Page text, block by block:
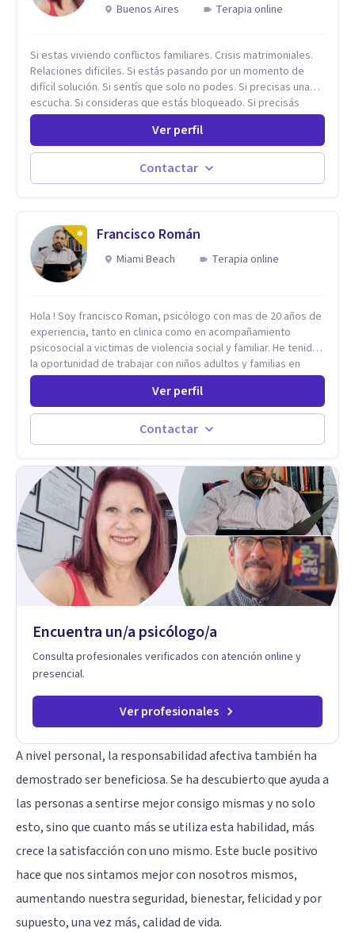
Buenos Aires
Terapia online
Si estas viviendo conflictos familiares. Crisis matrimoniales.
Relaciones dificiles. Si estás pasando por un momento de
difícil solución. Si sentís que solo no podes. Si precisas una
escucha. Si consideras que estás bloqueado. Si precisás
comprensión. Si no logras definir proyectos, objetivos,
sueños, deseos. Si pensás que lo que te pasa no es tan
grave, pero podría ayudar. Si estás en adicciones y tu
intención es hacer algo con lo que te está pasando. No dudes
en comunicarte a fin de comenzar a resolver la situación que
Ver perfil
Contactar
Francisco Román
Miami Beach Terapia online
Hola ! Soy francisco Roman, psicólogo con mas de 20 años de
experiencia, tanto en clinica como en acompañamiento
psicosocial a victimas de violencia social y familiar. He tenido
la oportunidad de trabajar con niños adultos y familias en
todos los espacios y esto me ha dado un una variedad de
aprendizajes que ahora pongo a tu disposicion. En la
actualidad puedo atenderte de manera presencial y/o virtual,
de lunes a sabado. el costo de cada sesión lo acordamos en
el primer contacto
Ver perfil
Contactar
Encuentra un/a psicólogo/a
Consulta profesionales verificados con atención online y
presencial.
Ver profesionales
A nivel personal, la responsabilidad afectiva también ha
demostrado ser beneficiosa. Se ha descubierto que ayuda a
las personas a sentirse mejor consigo mismas y no solo
esto, sino que cuanto más se utiliza esta habilidad, más
crece la satisfacción con uno mismo. Este bucle positivo
hace que nos sintamos mejor con nosotros mismos,
aumentando nuestra seguridad, bienestar, felicidad y por
supuesto, una vez más, calidad de vida.